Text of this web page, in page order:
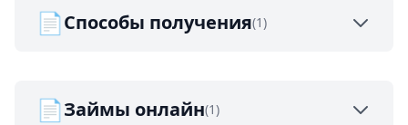
📄Способы получения(1)
📄Займы онлайн(1)